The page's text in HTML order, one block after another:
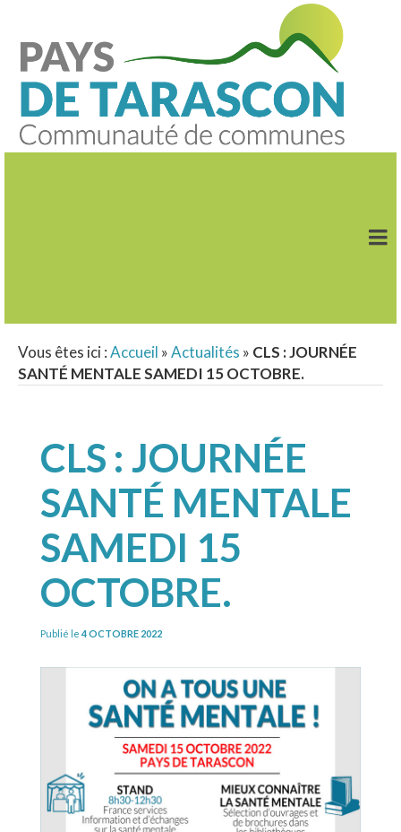
Vous êtes ici :Accueil »Actualités » CLS : JOURNÉE
SANTÉ MENTALE SAMEDI 15 OCTOBRE.
CLS : JOURNÉE
SANTÉ MENTALE
SAMEDI 15
OCTOBRE.
Publié le 4 OCTOBRE 2022